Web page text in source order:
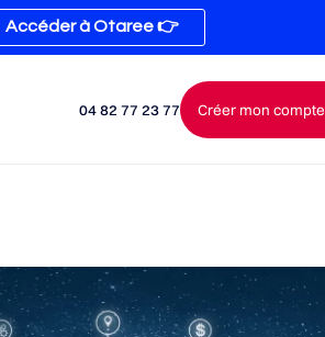
04 82 77 23 77 Créer mon compte